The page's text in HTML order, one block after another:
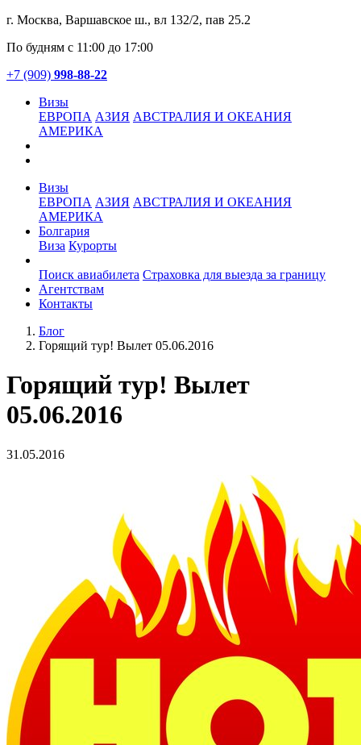
г. Москва, Варшавское ш., вл 132/2, пав 25.2
По будням с 11:00 до 17:00
+7 (909) 998-88-22
Визы
ЕВРОПА АЗИЯ АВСТРАЛИЯ И ОКЕАНИЯ
АМЕРИКА
Визы
ЕВРОПА АЗИЯ АВСТРАЛИЯ И ОКЕАНИЯ
АМЕРИКА
Болгария
Виза Курорты
Поиск авиабилета Страховка для выезда за границу
Агентствам
Контакты
Блог
Горящий тур! Вылет 05.06.2016
Горящий тур! Вылет
05.06.2016
31.05.2016